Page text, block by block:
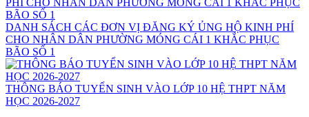
DANH SÁCH CÁC ĐƠN VỊ ĐĂNG KÝ ỦNG HỘ KINH PHÍ
CHO NHÂN DÂN PHƯỜNG MÓNG CÁI 1 KHẮC PHỤC
BÃO SỐ 1
THÔNG BÁO TUYỂN SINH VÀO LỚP 10 HỆ THPT NĂM
HỌC 2026-2027